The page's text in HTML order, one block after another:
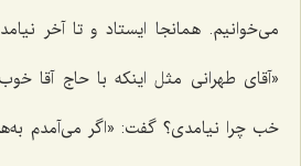
می‌خوانیم. همانجا ایستاد و تا آخر
«آقای طهرانی مثل اینکه با حاج آقا
خب چرا نیامدی؟ گفت: «اگر می‌آمدم